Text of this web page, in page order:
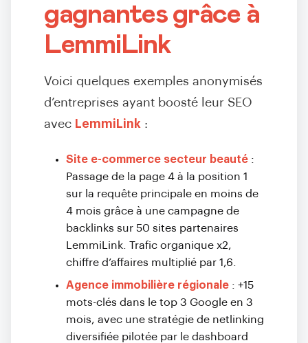
gagnantes grâce à
LemmiLink
Voici quelques exemples anonymisés
d’entreprises ayant boosté leur SEO
avec LemmiLink :
Site e-commerce secteur beauté :
Passage de la page 4 à la position 1
sur la requête principale en moins de
4 mois grâce à une campagne de
backlinks sur 50 sites partenaires
LemmiLink. Trafic organique x2,
chiffre d’affaires multiplié par 1,6.
Agence immobilière régionale : +15
mots-clés dans le top 3 Google en 3
mois, avec une stratégie de netlinking
diversifiée pilotée par le dashboard